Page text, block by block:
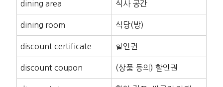
dining area 식사 공간
dining room 식당(방)
discount certificate 할인권
discount coupon (상품 등의) 할인권